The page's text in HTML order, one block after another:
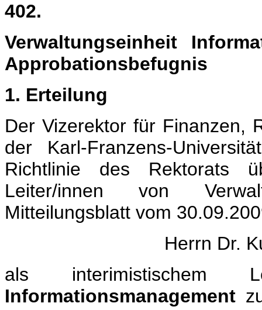
402.
Verwaltungseinheit
Approbationsbefugnis
1. Erteilung
Der Vizerektor für Finanzen,
der Karl-Franzens-
Richtlinie des Rektorats
Leiter/innen von
Mitteilungsblatt vom
Herrn Dr.
als interimistischem
Informationsmanagement